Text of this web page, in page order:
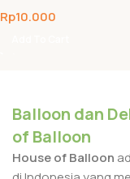
Rp10.000
Balloon dan
of Balloon
House of Balloon